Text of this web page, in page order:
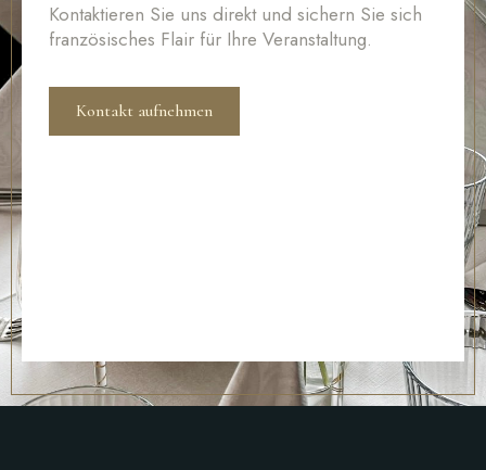
Kontaktieren Sie uns direkt und sichern Sie sich
französisches Flair für Ihre Veranstaltung.
Kontakt aufnehmen